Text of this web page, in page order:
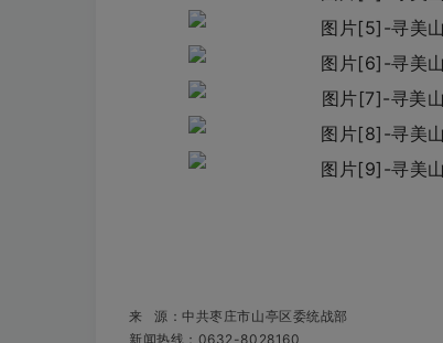
来 源：中共枣庄市山亭区委统战部
新闻热线：0632-8028160